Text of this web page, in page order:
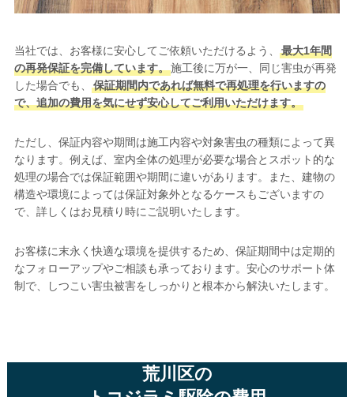
当社では、お客様に安心してご依頼いただけるよう、
最大1年間
の再発保証を完備しています。施工後に万が一、同じ害虫が再発
した場合でも、
保証期間内であれば無料で再処理を行いますの
で、追加の費用を気にせず安心してご利用いただけます。
ただし、保証内容や期間は施工内容や対象害虫の種類によって異
なります。例えば、室内全体の処理が必要な場合とスポット的な
処理の場合では保証範囲や期間に違いがあります。また、建物の
構造や環境によっては保証対象外となるケースもございますの
で、詳しくはお見積り時にご説明いたします。
お客様に末永く快適な環境を提供するため、保証期間中は定期的
なフォローアップやご相談も承っております。安心のサポート体
制で、しつこい害虫被害をしっかりと根本から解決いたします。
荒川区の